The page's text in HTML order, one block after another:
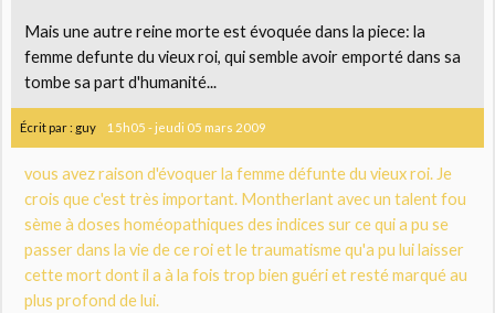
Mais une autre reine morte est évoquée dans la piece: la
femme defunte du vieux roi, qui semble avoir emporté dans sa
tombe sa part d'humanité...
Écrit par : guy 15h05 -jeudi 05 mars 2009
vous avez raison d'évoquer la femme défunte du vieux roi. Je
crois que c'est très important. Montherlant avec un talent fou
sème à doses homéopathiques des indices sur ce qui a pu se
passer dans la vie de ce roi et le traumatisme qu'a pu lui laisser
cette mort dont il a à la fois trop bien guéri et resté marqué au
plus profond de lui.